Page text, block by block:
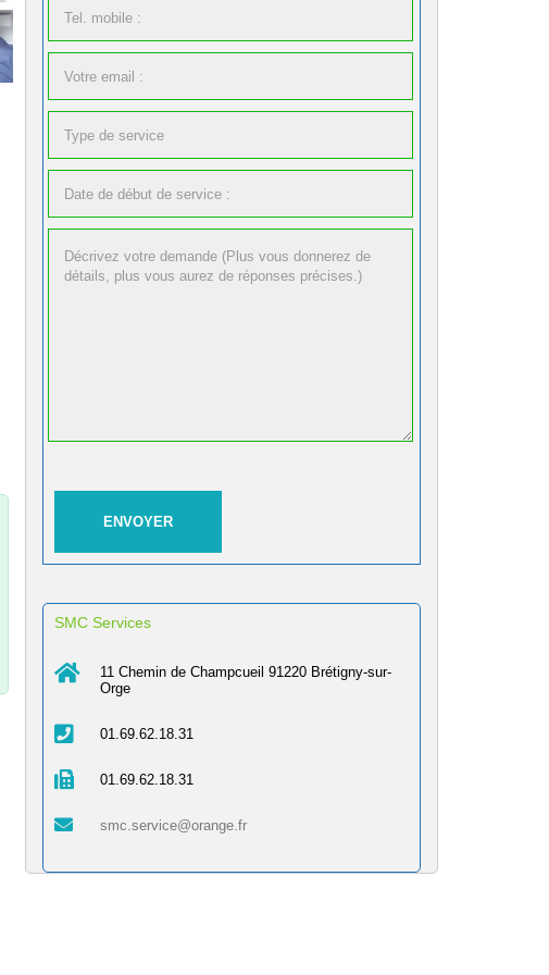
SMC Services
11 Chemin de Champcueil 91220 Brétigny-sur-
Orge
01.69.62.18.31
01.69.62.18.31
smc.service@orange.fr